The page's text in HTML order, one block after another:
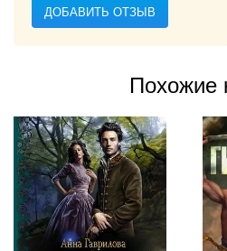
ДОБАВИТЬ ОТЗЫВ
Похожие